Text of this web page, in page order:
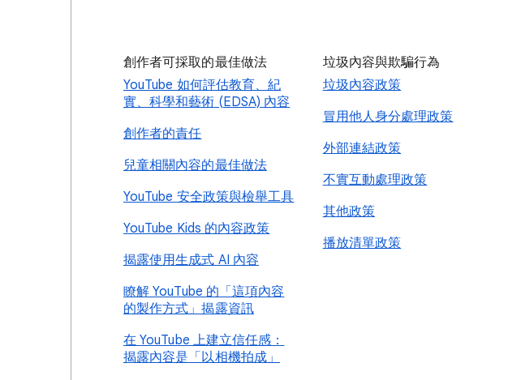
創作者可採取的最佳做法
YouTube 如何評估教育、紀
實、科學和藝術 (EDSA) 內容
創作者的責任
兒童相關內容的最佳做法
YouTube 安全政策與檢舉工具
YouTube Kids 的內容政策
揭露使用生成式 AI 內容
瞭解 YouTube 的「這項內容
的製作方式」揭露資訊
在 YouTube 上建立信任感：
揭露內容是「以相機拍成」
垃圾內容與欺騙行為
垃圾內容政策
冒用他人身分處理政策
外部連結政策
不實互動處理政策
其他政策
播放清單政策